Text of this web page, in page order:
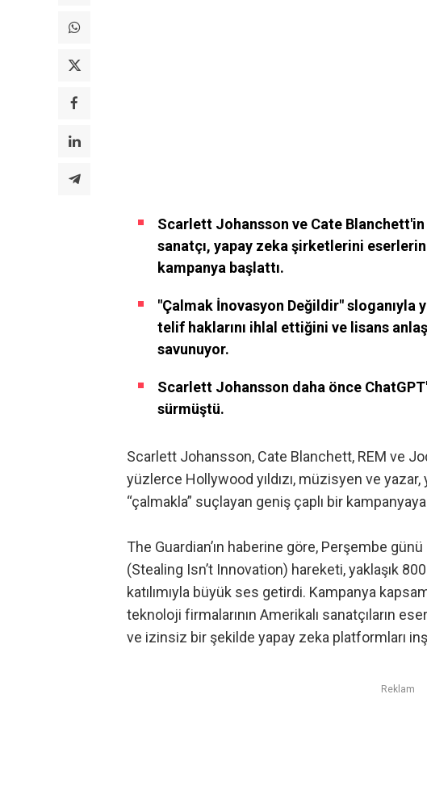
Scarlett Johansson ve Cate
sanatçı, yapay zeka şirketlerini
kampanya başlattı.
"Çalmak İnovasyon Değildir" sloganıyla
telif haklarını ihlal ettiğini ve lisans
savunuyor.
Scarlett Johansson daha önce
sürmüştü.
Scarlett Johansson, Cate Blanchett, REM ve
yüzlerce Hollywood yıldızı, müzisyen ve
“çalmakla” suçlayan geniş çaplı bir
The Guardian’ın haberine göre, Perşembe günü
(Stealing Isn’t Innovation) hareketi, yaklaşık
katılımıyla büyük ses getirdi. Kampanya
teknoloji firmalarının Amerikalı sanatçıların
ve izinsiz bir şekilde yapay zeka platformları
Reklam